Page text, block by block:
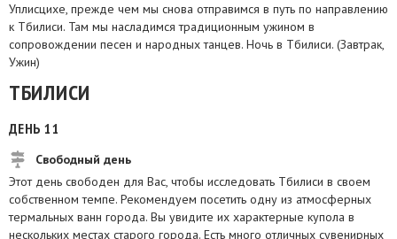
Уплисцихе, прежде чем мы снова отправимся в путь по направлению
к Тбилиси. Там мы насладимся традиционным ужином в
сопровождении песен и народных танцев. Ночь в Тбилиси. (Завтрак,
Ужин)
ТБИЛИСИ
ДЕНЬ 11
Свободный день
Этот день свободен для Вас, чтобы исследовать Тбилиси в своем
собственном темпе. Рекомендуем посетить одну из атмосферных
термальных ванн города. Вы увидите их характерные купола в
нескольких местах старого города. Есть много отличных сувенирных